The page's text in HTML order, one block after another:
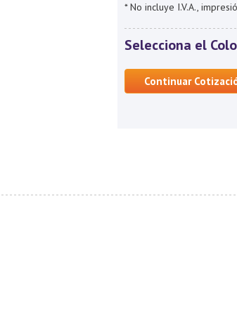
* No incluye I.V.A.,
Selecciona el
Continuar